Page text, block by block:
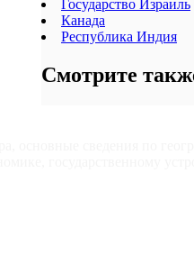
Государство Израиль
Канада
Республика Индия
Смотрите